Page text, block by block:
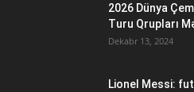
2026 Dünya
Turu Qrupları
Dekabr 13, 2024
Lionel Messi: